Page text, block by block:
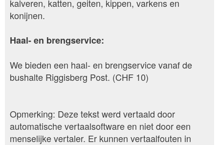
kalveren, katten, geiten, kippen, varkens en
konijnen.
Haal- en brengservice:
We bieden een haal- en brengservice vanaf de
bushalte Riggisberg Post. (CHF 10)
Opmerking: Deze tekst werd vertaald door
automatische vertaalsoftware en niet door een
menselijke vertaler. Er kunnen vertaalfouten in